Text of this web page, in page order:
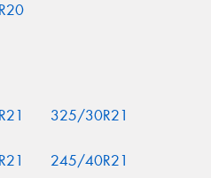
325/30R21
245/40R21